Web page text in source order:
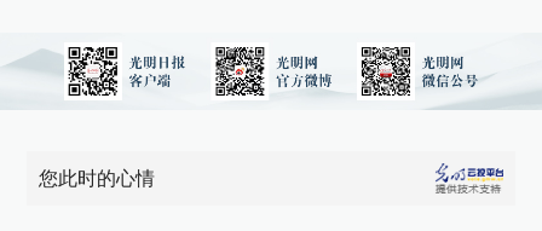
您此时的心情